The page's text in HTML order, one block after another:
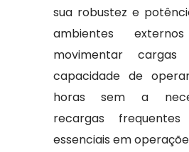
sua robustez e
ambientes
movimentar cargas
capacidade de
horas sem a
recargas
essenciais em